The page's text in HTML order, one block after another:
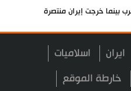
بينما خرجت إيران منتصرة
يسقط العلم"+ فيديو
إيجابية
ضد كيان الاحتلال
ايران اسلاميات
خارطة الموقع